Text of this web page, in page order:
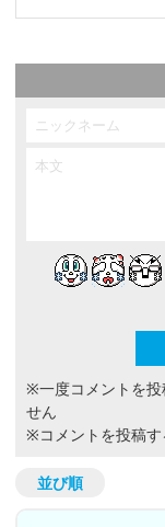
※一度コメントを投
せん
※コメントを投稿す
並び順